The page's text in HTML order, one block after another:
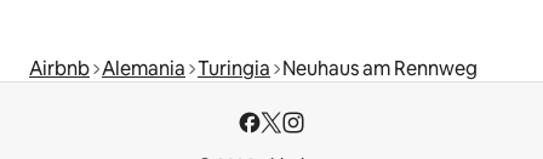
Airbnb Alemania Turingia Neuhaus am Rennweg